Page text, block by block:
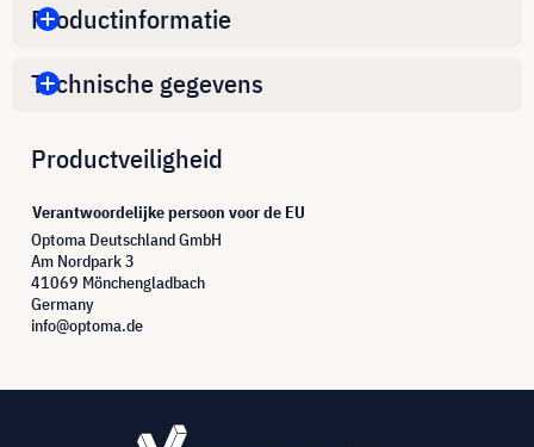
Productinformatie
Technische gegevens
Productveiligheid
Verantwoordelijke persoon voor de EU
Optoma Deutschland GmbH
Am Nordpark 3
41069 Mönchengladbach
Germany
info@optoma.de